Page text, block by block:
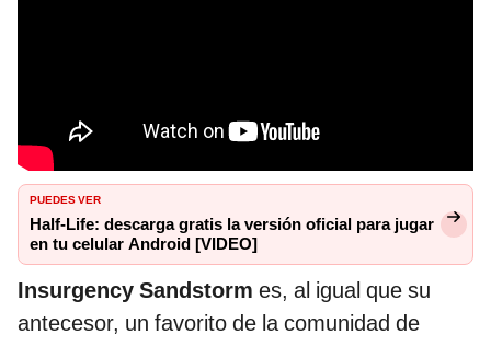
PUEDES VER
Half-Life: descarga gratis la versión oficial para jugar
en tu celular Android [VIDEO]
Insurgency Sandstorm es, al igual que su
antecesor, un favorito de la comunidad de